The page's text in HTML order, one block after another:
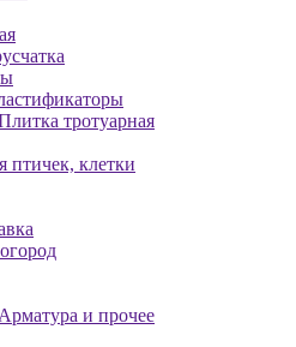
тротуарная
клетки
Арматура и прочее